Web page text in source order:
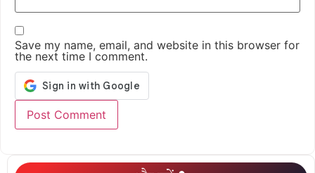
Save my name, email, and website in this browser for
the next time I comment.